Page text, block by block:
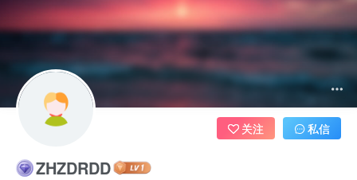
ZHZDRDD
关注 私信